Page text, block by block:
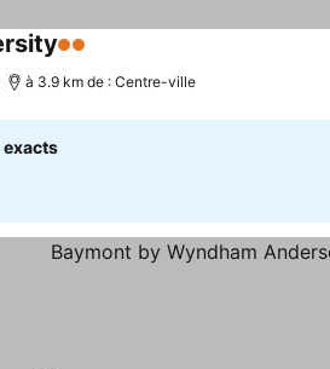
2 Étoiles
à 3.9 km de : Centre-ville
exacts